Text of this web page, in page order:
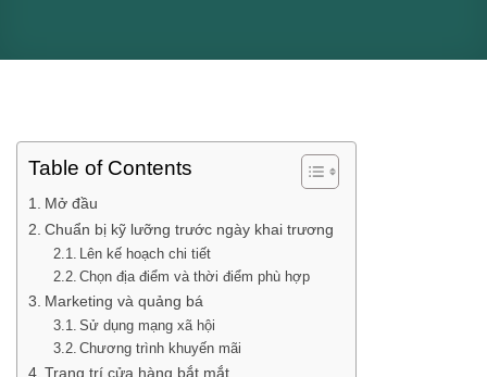
Table of Contents
Mở đầu
Chuẩn bị kỹ lưỡng trước ngày khai trương
Lên kế hoạch chi tiết
Chọn địa điểm và thời điểm phù hợp
Marketing và quảng bá
Sử dụng mạng xã hội
Chương trình khuyến mãi
Trang trí cửa hàng bắt mắt